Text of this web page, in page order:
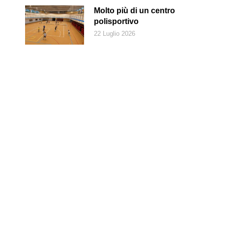
Molto più di un centro
polisportivo
22 Luglio 2026